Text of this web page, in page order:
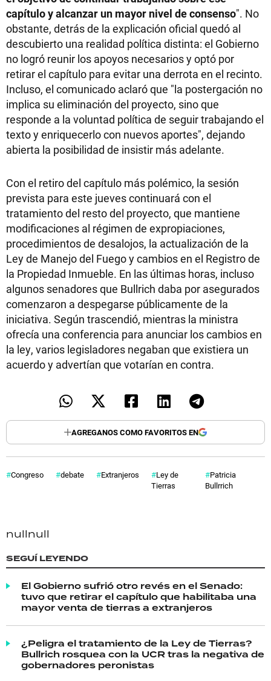
capítulo y alcanzar un mayor nivel de consenso". No
obstante, detrás de la explicación oficial quedó al
descubierto una realidad política distinta: el Gobierno
no logró reunir los apoyos necesarios y optó por
retirar el capítulo para evitar una derrota en el recinto.
Incluso, el comunicado aclaró que "la postergación no
implica su eliminación del proyecto, sino que
responde a la voluntad política de seguir trabajando el
texto y enriquecerlo con nuevos aportes", dejando
abierta la posibilidad de insistir más adelante.
Con el retiro del capítulo más polémico, la sesión
prevista para este jueves continuará con el
tratamiento del resto del proyecto, que mantiene
modificaciones al régimen de expropiaciones,
procedimientos de desalojos, la actualización de la
Ley de Manejo del Fuego y cambios en el Registro de
la Propiedad Inmueble. En las últimas horas, incluso
algunos senadores que Bullrich daba por asegurados
comenzaron a despegarse públicamente de la
iniciativa. Según trascendió, mientras la ministra
ofrecía una conferencia para anunciar los cambios en
la ley, varios legisladores negaban que existiera un
acuerdo y advertían que votarían en contra.
AGREGANOS COMO FAVORITOS EN
Congreso debate Extranjeros
Ley de
Tierras
Patricia
Bullrrich
nullnull
SEGUÍ LEYENDO
El Gobierno sufrió otro revés en el Senado:
tuvo que retirar el capítulo que habilitaba una
mayor venta de tierras a extranjeros
¿Peligra el tratamiento de la Ley de Tierras?
Bullrich rosquea con la UCR tras la negativa de
gobernadores peronistas